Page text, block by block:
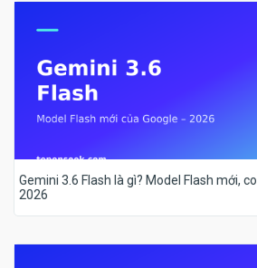
Gemini 3.6 Flash là gì? Model Flash mới,
2026